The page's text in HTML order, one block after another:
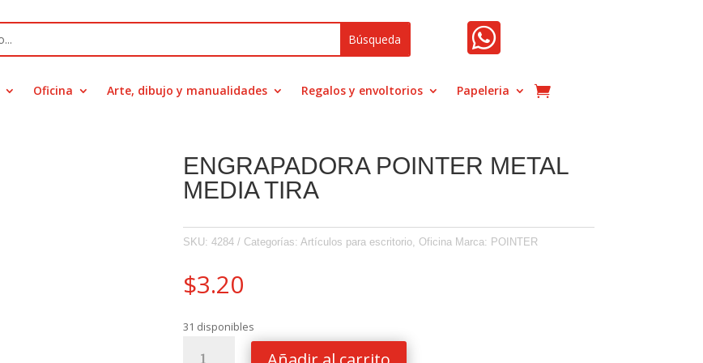

Oficina Arte, dibujo y manualidades Regalos y envoltorios Papeleria
ENGRAPADORA POINTER METAL
MEDIA TIRA
SKU: 4284 Categorías: Artículos para escritorio, Oficina Marca: POINTER
$3.20
31 disponibles
ENGRAPADORA